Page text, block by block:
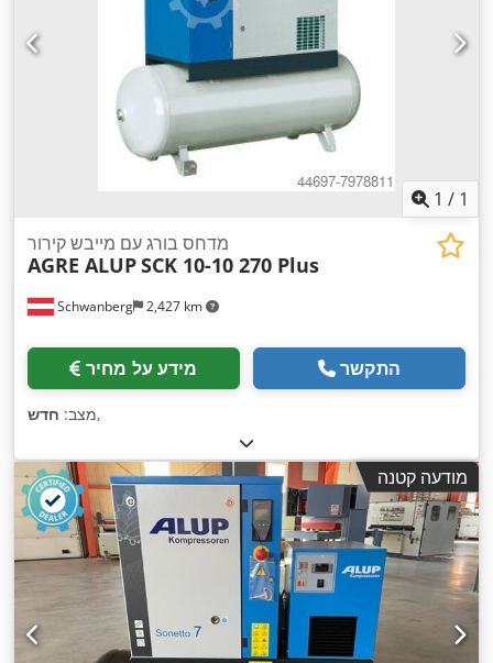
1 / 1
Schwanberg 2,427 km
מדחס בורג עם מייבש קירור
AGRE ALUPSCK 10-10 270 Plus
מידע על מחיר התקשר
מצב: חדש ,
מודעה קטנה